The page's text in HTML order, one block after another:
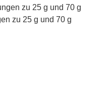
zu 25 g und 70 g
zu 25 g und 70 g